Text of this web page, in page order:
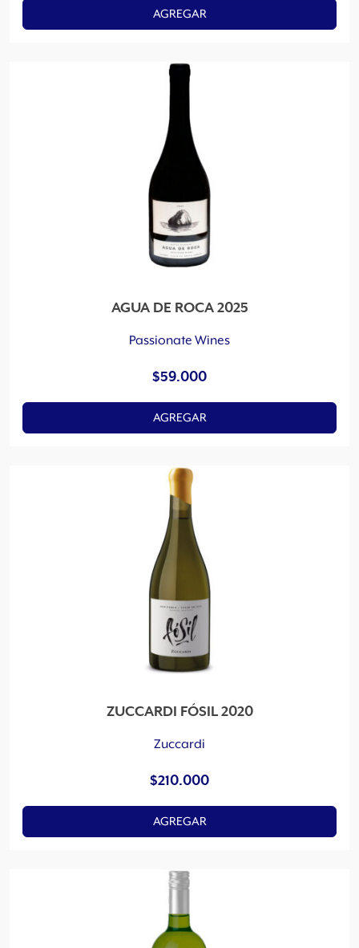
AGREGAR
AGUA DE ROCA 2025
Passionate Wines
$59.000
AGREGAR
ZUCCARDI FÓSIL 2020
Zuccardi
$210.000
AGREGAR